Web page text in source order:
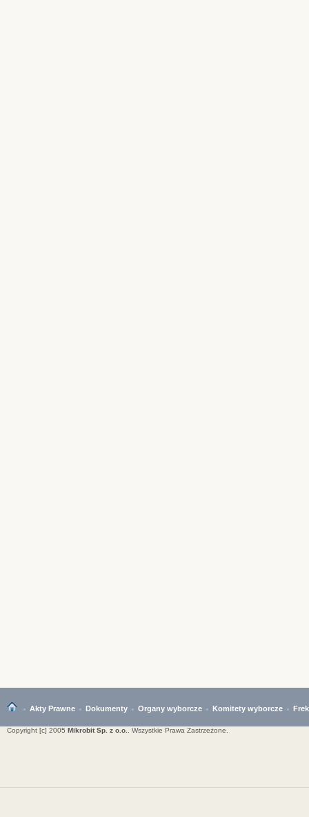
Akty Prawne Dokumenty Organy wyborcze Komitety wyborcze
Copyright [c] 2005 Mikrobit Sp. z o.o. . Wszystkie Prawa Zastrzeżone.